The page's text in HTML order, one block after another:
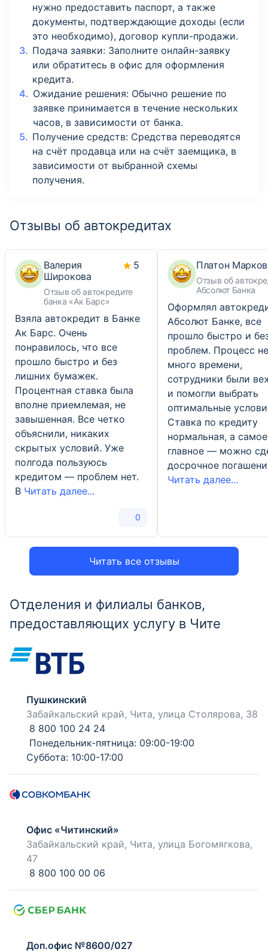
нужно предоставить паспорт, а также
документы, подтверждающие доходы (если
это необходимо), договор купли-продажи.
Подача заявки: Заполните онлайн-заявку
или обратитесь в офис для оформления
кредита.
Ожидание решения: Обычно решение по
заявке принимается в течение нескольких
часов, в зависимости от банка.
Получение средств: Средства переводятся
на счёт продавца или на счёт заемщика, в
зависимости от выбранной схемы
получения.
Отзывы об автокредитах
Читать все отзывы
Валерия
Широкова
Отзыв об автокредите
банка «Ак Барс»
5
Взяла автокредит в Банке
Ак Барс. Очень
понравилось, что все
прошло быстро и без
лишних бумажек.
Процентная ставка была
вполне приемлемая, не
завышенная. Все четко
объяснили, никаких
скрытых условий. Уже
полгода пользуюсь
кредитом — проблем нет.
В Читать далее...
0
Платон Марков
Отзыв об
Абсолют Банка
Оформлял
Абсолют Банке, все
прошло быстро и
проблем. Процесс
много времени,
сотрудники были
и помогли выбрать
оптимальные
Ставка по кредиту
нормальная, а самое
главное — можно
досрочное
Читать далее...
Отделения и филиалы банков,
предоставляющих услугу в Чите
Пушкинский
Забайкальский край, Чита, улица Столярова, 38
8 800 100 24 24
Понедельник-пятница: 09:00-19:00
Суббота: 10:00-17:00
Офис «Читинский»
Забайкальский край, Чита, улица Богомягкова,
47
8 800 100 00 06
Доп.офис №8600/027